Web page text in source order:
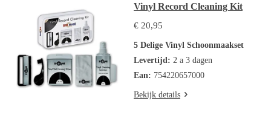
Vinyl Record Cleaning Kit
€ 20,95
5 Delige Vinyl Schoonmaakset
Levertijd: 2 a 3 dagen
Ean: 754220657000
Bekijk details